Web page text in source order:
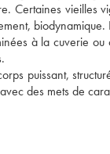
Certaines vieilles
à la cuverie
puissant,
des mets de